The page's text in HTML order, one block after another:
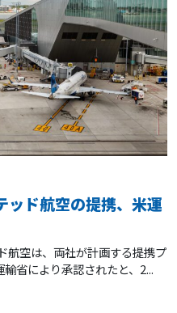
ッド航空の提携、米運
航空は、両社が計画する提携プ
省により承認されたと、2...